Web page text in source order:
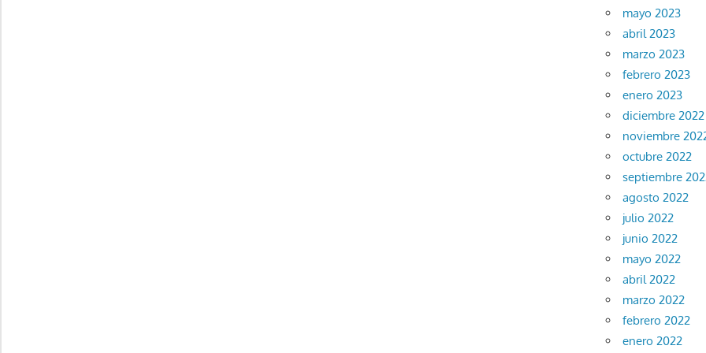
mayo 2023
abril 2023
marzo 2023
febrero 2023
enero 2023
diciembre 2022
noviembre
octubre 2022
septiembre
agosto 2022
julio 2022
junio 2022
mayo 2022
abril 2022
marzo 2022
febrero 2022
enero 2022